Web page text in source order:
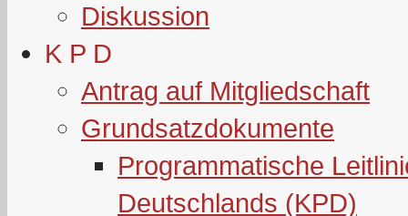
Diskussion
K P D
Antrag auf Mitgliedschaft
Grundsatzdokumente
Programmatische
Deutschlands (KPD)